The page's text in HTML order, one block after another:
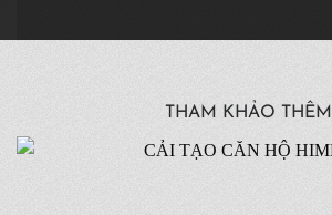
THAM KHẢO THÊM